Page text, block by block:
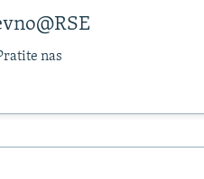
nas